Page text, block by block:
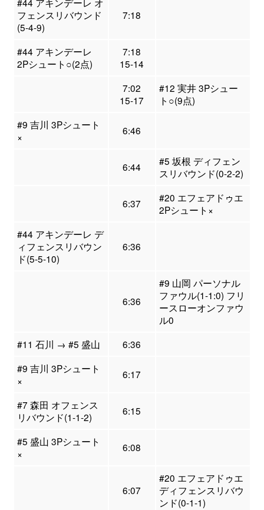
フェンスリバウンド
(5-4-9)
7:18
#44 アキンデーレ
2Pシュート○(2点)
7:18
15-14
7:02
15-17
#12 実井 3Pシュー
ト○(9点)
#9 吉川 3Pシュート
×
6:46
6:44
#5 坂根 ディフェン
スリバウンド(0-2-2)
6:37
#20 エフェアドゥエ
2Pシュート×
#44 アキンデーレ デ
ィフェンスリバウン
ド(5-5-10)
6:36
6:36
#9 山岡 パーソナル
ファウル(1-1:0) フリ
ースローオンファウ
ル0
#11 石川 → #5 盛山
6:36
#9 吉川 3Pシュート
×
6:17
#7 森田 オフェンス
リバウンド(1-1-2)
6:15
#5 盛山 3Pシュート
×
6:08
6:07
#20 エフェアドゥエ
ディフェンスリバウ
ンド(0-1-1)